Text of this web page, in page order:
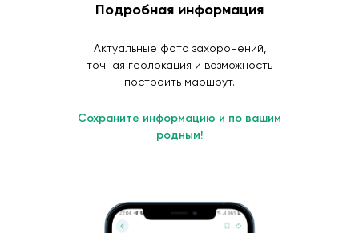
Подробная информация
Актуальные фото захоронений,
точная геолокация и возможность
построить маршрут.
Сохраните информацию и по вашим
родным!